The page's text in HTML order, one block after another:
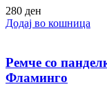
280 ден
Додај во кошница
Ремче со
Фламинго